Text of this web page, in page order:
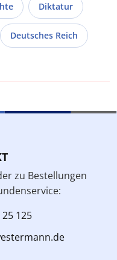
Diktatur
Deutsches Reich
zu Bestellungen
125